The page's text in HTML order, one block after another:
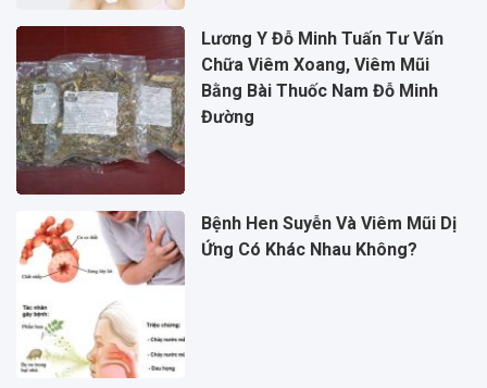
Lương Y Đỗ Minh Tuấn Tư Vấn
Chữa Viêm Xoang, Viêm Mũi
Bằng Bài Thuốc Nam Đỗ Minh
Đường
Bệnh Hen Suyễn Và Viêm Mũi Dị
Ứng Có Khác Nhau Không?